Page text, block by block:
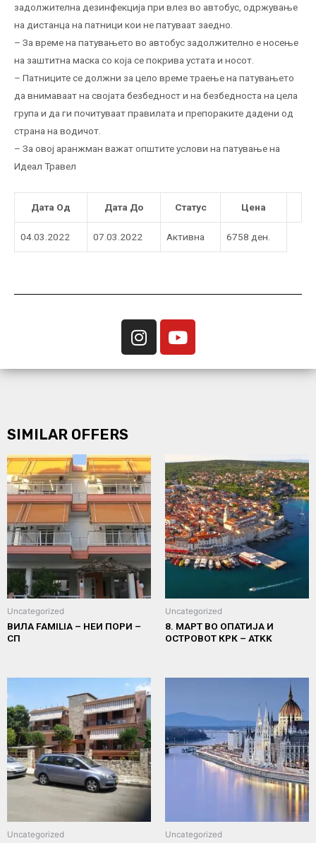
задолжителна дезинфекција при влез во автобус, одржување
на дистанца на патници кои не патуваат заедно.
– За време на патувањето во автобус задолжително е носење
на заштитна маска со која се покрива устата и носот.
– Патниците се должни за цело време траење на патувањето
да внимаваат на својата безбедност и на безбедноста на цела
група и да ги почитуваат правилата и препораките дадени од
страна на водичот.
– За овој аранжман важат општите услови на патување на
Идеал Травел
Дата Од Дата До Статус Цена
04.03.2022 07.03.2022 Активна 6758 ден.
SIMILAR OFFERS
Uncategorized
ВИЛА FAMILIA – НЕИ ПОРИ –
СП
Uncategorized
8. МАРТ ВО ОПАТИЈА И
ОСТРОВОТ КРК – ATKK
Uncategorized Uncategorized